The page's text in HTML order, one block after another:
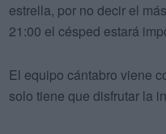
estrella, por no decir el
21:00 el césped estará
El equipo cántabro viene
solo tiene que disfrutar la